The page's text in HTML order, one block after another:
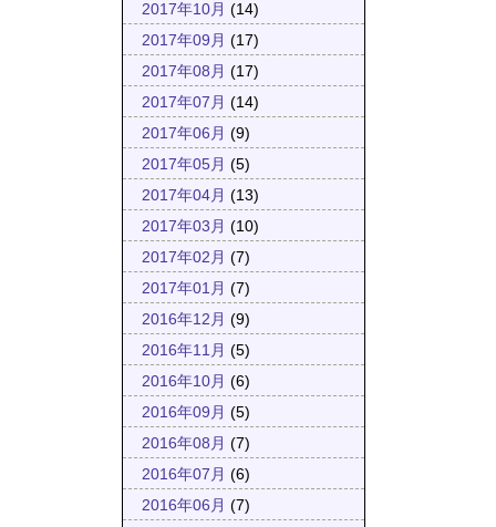
2017年10月 (14)
2017年09月 (17)
2017年08月 (17)
2017年07月 (14)
2017年06月 (9)
2017年05月 (5)
2017年04月 (13)
2017年03月 (10)
2017年02月 (7)
2017年01月 (7)
2016年12月 (9)
2016年11月 (5)
2016年10月 (6)
2016年09月 (5)
2016年08月 (7)
2016年07月 (6)
2016年06月 (7)